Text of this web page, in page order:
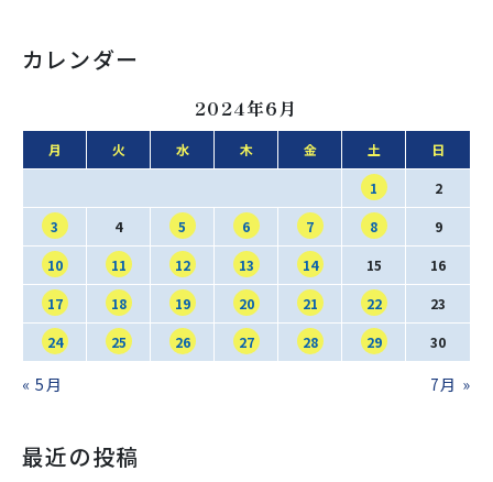
利用規約・免責事項 個人情報保護方針
SNS運用ポリシー 学校いじめ防止基本方針
採用情報
カレンダー
2024年6月
月 火 水 木 金 土 日
1 2
3 4 5 6 7 8 9
10 11 12 13 14 15 16
17 18 19 20 21 22 23
24 25 26 27 28 29 30
« 5月 7月 »
最近の投稿